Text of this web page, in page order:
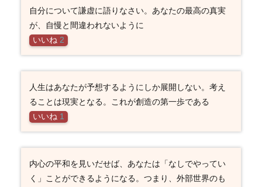
自分について謙虚に語りなさい。あなたの最高の真実
が、自慢と間違われないように
いいね 2
人生はあなたが予想するようにしか展開しない。考え
ることは現実となる。これが創造の第一歩である
いいね 1
内心の平和を見いだせば、あなたは「なしでやってい
く」ことができるようになる。つまり、外部世界のも